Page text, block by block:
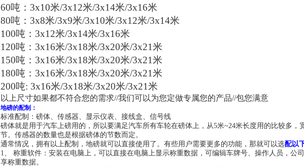
60吨：3x10米/3x12米/3x14米/3x16米
80吨：3x8米/3x9米/3x10米/3x12米/3x14米
100吨：3x12米/3x14米/3x16米
120吨：3x16米/3x18米/3x20米/3x21米
150吨：3x16米/3x18米/3x20米/3x21米
180吨：3x16米/3x18米/3x20米/3x21米
200吨: 3x16米/3x18米/3x20米/3x21米
以上尺寸如果都不符合您的需求//我们可以为您定做专属您的产品//包您满意
地磅的配制：
标准配制：磅体、传感器、显示仪表、接线盒、信号线
磅体就是用于汽车上磅用的，所以要满足汽车所有车轮在磅体上，从5米~24米长度用的比较多
节。传感器的数量也是根据磅体的节数而定。
通常情况，拥有以上配制，地磅就可以直接使用了。有些用户需要更多的功能，那就可以选配以
1、 称重软件：安装在电脑上，可以直接在电脑上显示称重数据，可编辑车牌号、操作人员，
享称重数据。